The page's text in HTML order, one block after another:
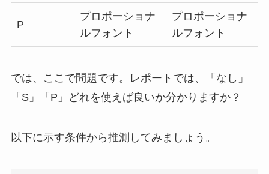
P
プロポーショナ
ルフォント
プロポーショナ
ルフォント
では、ここで問題です。レポートでは、「なし」
「S」「P」どれを使えば良いか分かりますか？
以下に示す条件から推測してみましょう。